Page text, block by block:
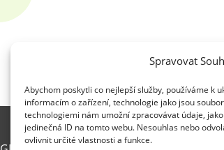
Spravovat
Abychom poskytli co nejlepší služby, používáme k
informacím o zařízení, technologie jako jsou
technologiemi nám umožní zpracovávat údaje,
jedinečná ID na tomto webu. Nesouhlas nebo
ovlivnit určité vlastnosti a funkce.